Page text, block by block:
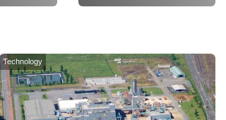
Technology